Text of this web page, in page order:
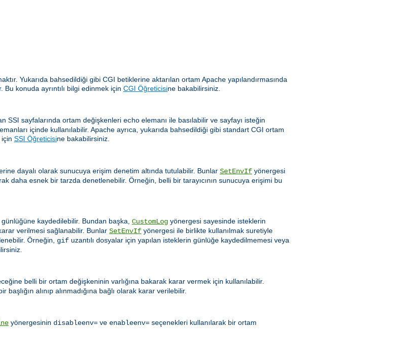
Yukarıda bahsedildiği gibi CGI betiklerine aktarılan ortam Apache yapılandırmasında
konuda ayrıntılı bilgi edinmek için CGI Öğreticisine bakabilirsiniz.
SSI sayfalarında ortam değişkenleri echo elemanı ile basılabilir ve sayfayı isteğin
içinde kullanılabilir. Apache ayrıca, yukarıda bahsedildiği gibi standart CGI ortam
SSI Öğreticisine bakabilirsiniz.
dayalı olarak sunucuya erişim denetim altında tutulabilir. Bunlar SetEnvIf yönergesi
daha esnek bir tarzda denetlenebilir. Örneğin, belli bir tarayıcının sunucuya erişimi bu
kaydedilebilir. Bundan başka, CustomLog yönergesi sayesinde isteklerin
verilmesi sağlanabilir. Bunlar SetEnvIf yönergesi ile birlikte kullanılmak suretiyle
Örneğin, gif uzantılı dosyalar için yapılan isteklerin günlüğe kaydedilmemesi veya
belli bir ortam değişkeninin varlığına bakarak karar vermek için kullanılabilir.
alınıp alınmadığına bağlı olarak karar verilebilir.
yönergesinin disableenv= ve enableenv= seçenekleri kullanılarak bir ortam